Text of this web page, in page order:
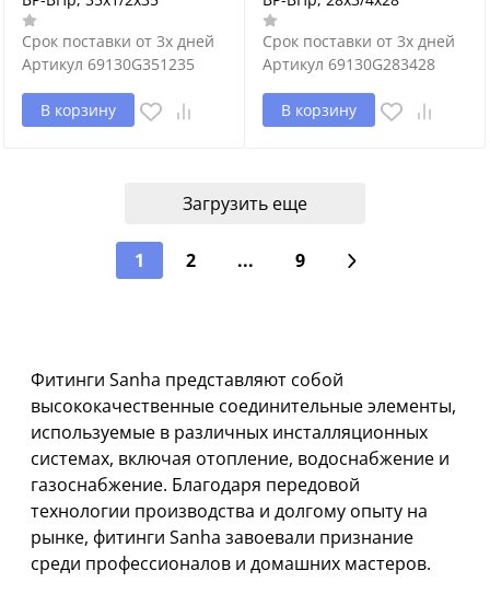
Срок поставки от 3х дней
Артикул 69130G351235
В корзину
Срок поставки от 3х дней
Артикул 69130G283428
В корзину
Загрузить еще
1 2 ... 9
Фитинги Sanha представляют собой
высококачественные соединительные элементы,
используемые в различных инсталляционных
системах, включая отопление, водоснабжение и
газоснабжение. Благодаря передовой
технологии производства и долгому опыту на
рынке, фитинги Sanha завоевали признание
среди профессионалов и домашних мастеров.